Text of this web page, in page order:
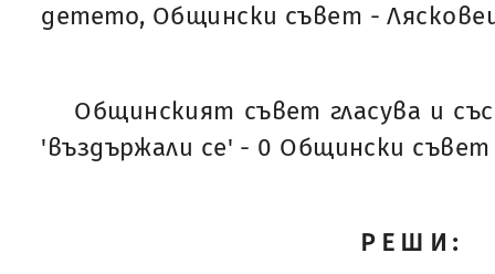
детето, Общински съвет -
Общинският съвет гласува и
'въздържали се' - 0 Общински съвет
РЕШИ: